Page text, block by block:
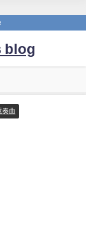
blog
奏曲